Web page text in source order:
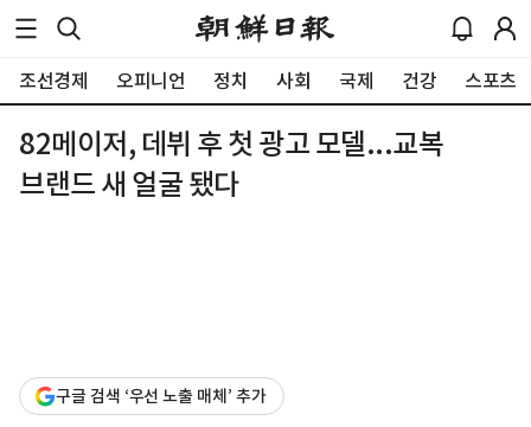
조선경제 오피니언 정치 사회 국제 건강 스포츠
82메이저, 데뷔 후 첫 광고 모델...교복
브랜드 새 얼굴 됐다
구글 검색 ‘우선 노출 매체’ 추가